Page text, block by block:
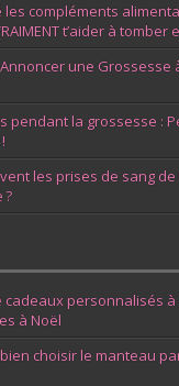
les compléments
t’aider à tomber
une Grossesse
pendant la grossesse :
les prises de sang de
?
cadeaux personnalisés
à Noël
choisir le manteau